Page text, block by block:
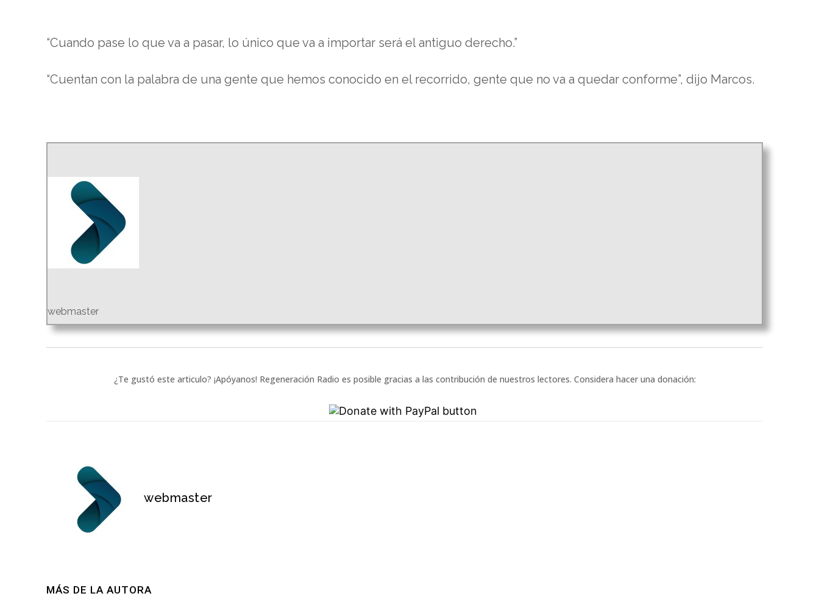
“Cuando pase lo que va a pasar, lo único que va a importar será el antiguo derecho.”
“Cuentan con la palabra de una gente que hemos conocido en el recorrido, gente que no va a quedar conforme”, dijo Marcos.
webmaster
¿Te gustó este articulo? ¡Apóyanos! Regeneración Radio es posible gracias a las contribución de nuestros lectores. Considera hacer una donación:
webmaster
MÁS DE LA AUTORA